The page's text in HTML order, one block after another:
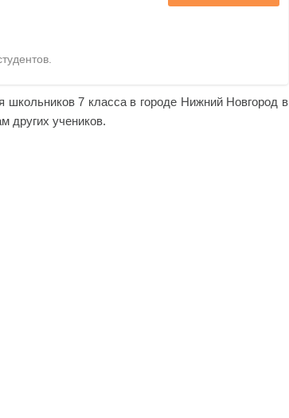
школьников 7 класса в городе Нижний Новгород в
других учеников.